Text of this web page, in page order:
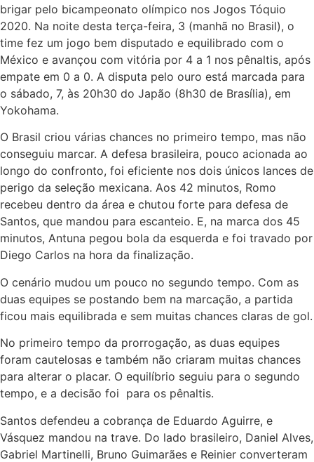
brigar pelo bicampeonato olímpico nos Jogos Tóquio
2020. Na noite desta terça-feira, 3 (manhã no Brasil), o
time fez um jogo bem disputado e equilibrado com o
México e avançou com vitória por 4 a 1 nos pênaltis, após
empate em 0 a 0. A disputa pelo ouro está marcada para
o sábado, 7, às 20h30 do Japão (8h30 de Brasília), em
Yokohama.
O Brasil criou várias chances no primeiro tempo, mas não
conseguiu marcar. A defesa brasileira, pouco acionada ao
longo do confronto, foi eficiente nos dois únicos lances de
perigo da seleção mexicana. Aos 42 minutos, Romo
recebeu dentro da área e chutou forte para defesa de
Santos, que mandou para escanteio. E, na marca dos 45
minutos, Antuna pegou bola da esquerda e foi travado por
Diego Carlos na hora da finalização.
O cenário mudou um pouco no segundo tempo. Com as
duas equipes se postando bem na marcação, a partida
ficou mais equilibrada e sem muitas chances claras de gol.
No primeiro tempo da prorrogação, as duas equipes
foram cautelosas e também não criaram muitas chances
para alterar o placar. O equilíbrio seguiu para o segundo
tempo, e a decisão foi para os pênaltis.
Santos defendeu a cobrança de Eduardo Aguirre, e
Vásquez mandou na trave. Do lado brasileiro, Daniel Alves,
Gabriel Martinelli, Bruno Guimarães e Reinier converteram